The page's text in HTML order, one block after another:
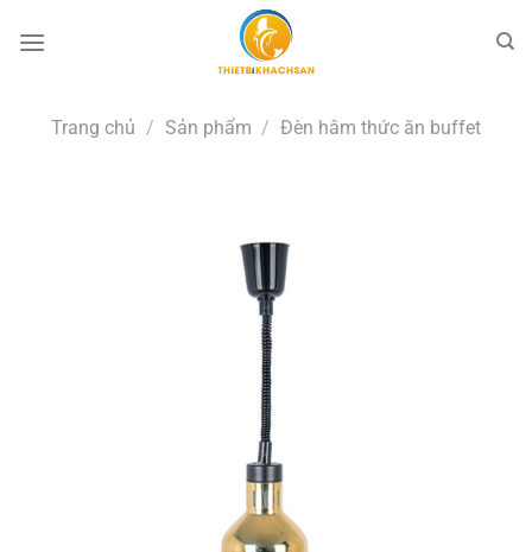
qua
Trang chủ / Sản phẩm / Đèn hâm thức ăn buffet